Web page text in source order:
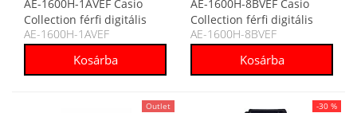
AE-1600H-1AVEF Casio
Collection férfi digitális
karóra
AE-1600H-1AVEF
AE-1600H-8BVEF Casio
Collection férfi digitális
karóra
AE-1600H-8BVEF
Outlet
-30 %